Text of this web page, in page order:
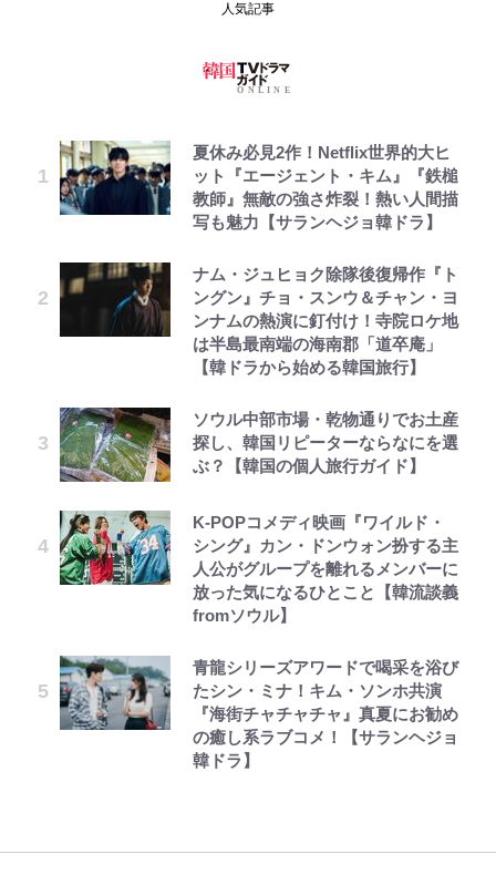
人気記事
夏休み必見2作！Netflix世界的大ヒ
ット『エージェント・キム』『鉄槌
教師』無敵の強さ炸裂！熱い人間描
写も魅力【サランヘジョ韓ドラ】
ナム・ジュヒョク除隊後復帰作『ト
ングン』チョ・スンウ＆チャン・ヨ
ンナムの熱演に釘付け！寺院ロケ地
は半島最南端の海南郡「道卒庵」
【韓ドラから始める韓国旅行】
ソウル中部市場・乾物通りでお土産
探し、韓国リピーターならなにを選
ぶ？【韓国の個人旅行ガイド】
K-POPコメディ映画『ワイルド・
シング』カン・ドンウォン扮する主
人公がグループを離れるメンバーに
放った気になるひとこと【韓流談義
fromソウル】
青龍シリーズアワードで喝采を浴び
たシン・ミナ！キム・ソンホ共演
『海街チャチャチャ』真夏にお勧め
の癒し系ラブコメ！【サランヘジョ
韓ドラ】